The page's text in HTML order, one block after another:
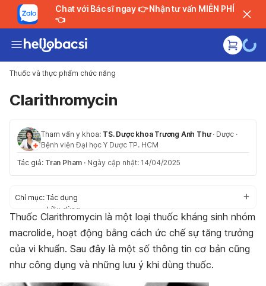
Chat với Bác sĩ ngay 👉 Nhận tư vấn MIỄN PHÍ
👈
Thuốc và thực phẩm chức năng
Clarithromycin
Tham vấn y khoa: TS. Dược khoa Trương Anh Thư · Dược ·
Bệnh viện Đại học Y Dược TP. HCM
Tác giả: Tran Pham · Ngày cập nhật: 14/04/2025
Chỉ mục: Tác dụng
Liều dùng
Tác dụng phụ
Thận trọng/Cảnh báo
Tương tác thuốc
Khẩn cấp/Quá liều
Thuốc Clarithromycin là một loại thuốc kháng sinh nhóm
macrolide, hoạt động bằng cách ức chế sự tăng trưởng
của vi khuẩn. Sau đây là một số thông tin cơ bản cũng
như công dụng và những lưu ý khi dùng thuốc.